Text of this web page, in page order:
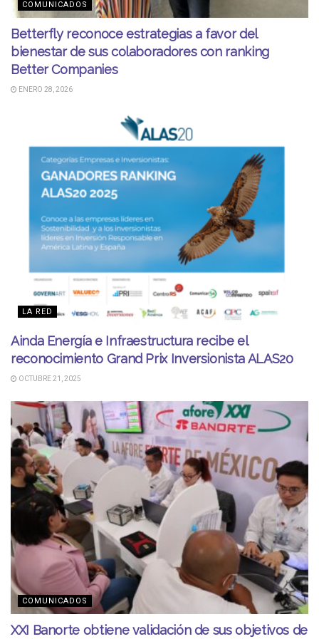
COMUNICADOS
Betterfly reconoce estrategias a favor del
bienestar de sus colaboradores con ranking
Better Companies
ENERO 28, 2026
LA RED
Ainda Energía e Infraestructura recibe el
reconocimiento Grand Prix Inversionista ALAS20
OCTUBRE 21, 2025
COMUNICADOS
XXI Banorte obtiene validación de sus objetivos de